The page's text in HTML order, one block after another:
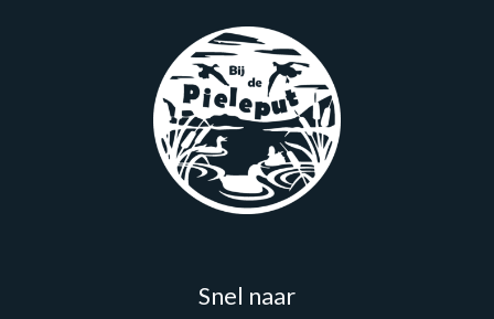
Snel naar